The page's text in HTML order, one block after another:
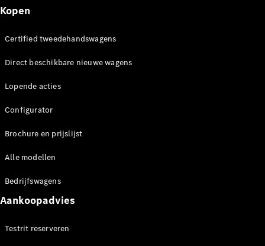
Shooting
C-Klasse
C-Klasse
Terrain
Break
Break All-
Configurator
Benz Online
Hatchback
Kopen
Certified tweedehandswagens
Direct beschikbare nieuwe wagens
Lopende acties
Configurator
Brochure en prijslijst
Alle modellen
Bedrijfswagens
Aankoopadvies
Testrit reserveren